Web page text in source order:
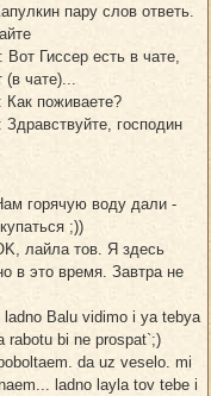
пару слов ответь.
: Вот Гиссер есть в чате,
чате)...
: Как поживаете?
: Здравствуйте, господин
горячую воду дали -
;))
лайла тов. Я здесь
в это время. Завтра не
ladno Balu vidimo i ya tebya
rabotu bi ne prospat`;)
da uz veselo. mi
ladno layla tov tebe i